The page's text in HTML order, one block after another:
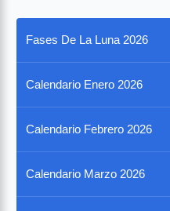
Fases De La Luna 2026
Calendario Enero 2026
Calendario Febrero 2026
Calendario Marzo 2026